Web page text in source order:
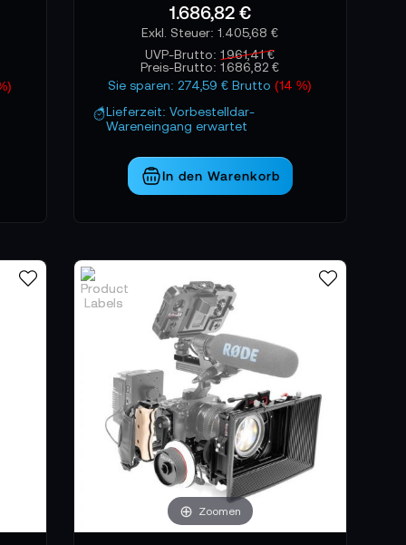
Abstimmungsaufwand, vermeiden
eine flexible, professionelle
ergonomische Abläufe und den Einsatz
die Kontrolle schaffen, Schutz bieten und
1.686,82 €
1.405,68 €
UVP-Brutto:1.961,41 €
Preis-Brutto:1.686,82 €
Sie sparen: 274,59 € Brutto(14 %)
Lieferzeit: Vorbestelldar-
Wareneingang erwartet
In den Warenkorb
Zoomen